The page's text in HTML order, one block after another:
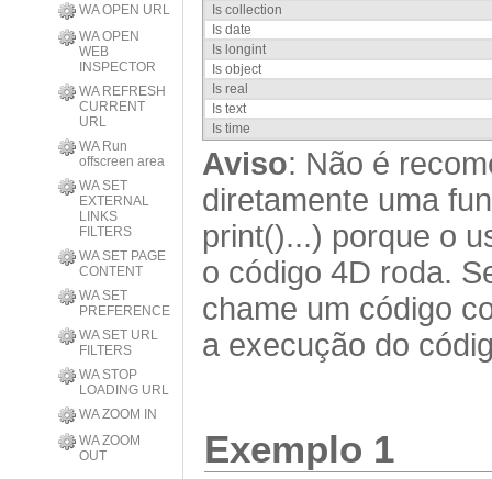
WA OPEN URL
WA OPEN
WEB
INSPECTOR
WA REFRESH
CURRENT
URL
WA Run
offscreen area
WA SET
EXTERNAL
LINKS
FILTERS
WA SET PAGE
CONTENT
WA SET
PREFERENCE
WA SET URL
FILTERS
WA STOP
LOADING URL
WA ZOOM IN
WA ZOOM
OUT
Is collection
Is date
Is longint
Is object
Is real
Is text
Is time
Aviso: Não é
diretamente uma
print()...) porque o
o código 4D roda.
chame um código
a execução do
Exemplo 1